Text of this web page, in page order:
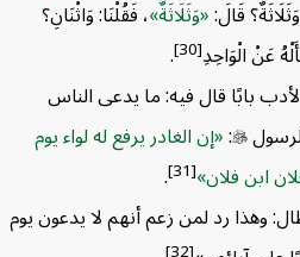
قَالَ: وَثَلَاثَةٌ ، فَقُلْنَا: وَاثْنَانِ؟
الْوَاحِدِ[30]
.
قال فيه: ما يدعى الناس

: إن الغادر يرفع له لواء يوم
ابن فلان [31]
.
وهذا رد لمن زعم أنهم لا يدعون يوم